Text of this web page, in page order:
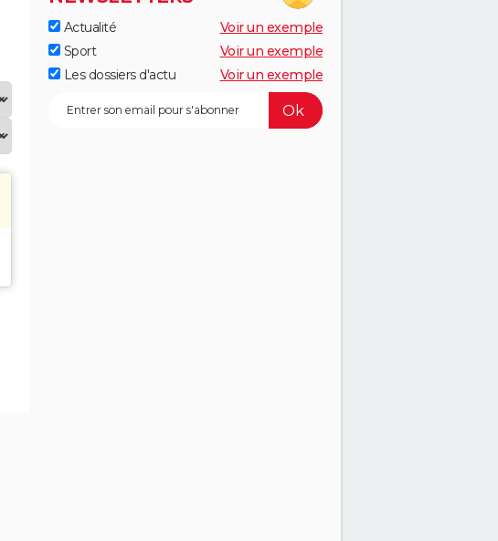
Actualité
Voir un exemple
Sport
Voir un exemple
Les dossiers d'actu
Voir un exemple